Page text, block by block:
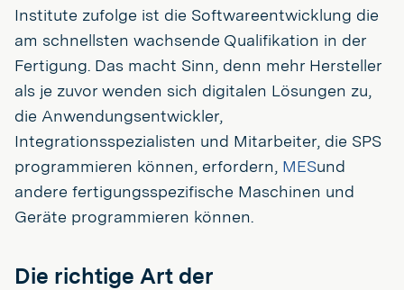
Institute zufolge ist die Softwareentwicklung die
am schnellsten wachsende Qualifikation in der
Fertigung. Das macht Sinn, denn mehr Hersteller
als je zuvor wenden sich digitalen Lösungen zu,
die Anwendungsentwickler,
Integrationsspezialisten und Mitarbeiter, die SPS
programmieren können, erfordern, MESund
andere fertigungsspezifische Maschinen und
Geräte programmieren können.
Die richtige Art der